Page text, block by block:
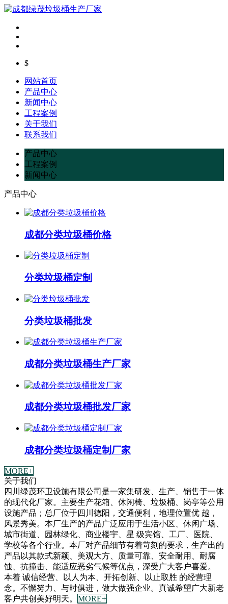
$
网站首页
产品中心
新闻中心
工程案例
关于我们
联系我们
产品中心
工程案例
新闻中心
产品中心
成都分类垃圾桶价格
分类垃圾桶定制
分类垃圾桶批发
成都分类垃圾桶生产厂家
成都分类垃圾桶批发厂家
成都分类垃圾桶定制厂家
MORE+
关于我们
四川绿茂环卫设施有限公司是一家集研发、生产、销售于一体
的现代化厂家。主要生产花箱、休闲椅、垃圾桶、岗亭等公用
设施产品；总厂位于四川德阳，交通便利，地理位置优 越，
风景秀美。本厂生产的产品广泛应用于生活小区、休闲广场、
城市街道、园林绿化、商业楼宇、星 级宾馆、工厂、医院、
学校等各个行业。本厂对产品细节有着苛刻的要求，生产出的
产品以其款式新颖、美观大方、质量可靠、安全耐用、耐腐
蚀、抗撞击、能适应恶劣气候等优点，深受广大客户喜爱。
本着 诚信经营、以人为本、开拓创新、以止取胜 的经营理
念。不懈努力、与时俱进，做大做强企业。真诚希望广大新老
客户共创美好明天。 MORE+